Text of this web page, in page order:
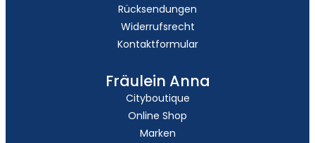
Rücksendungen
Widerrufsrecht
Kontaktformular
Fräulein Anna
Cityboutique
Online Shop
Marken